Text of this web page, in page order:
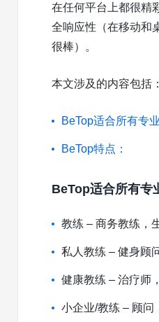
在任何平台上都很精
全响应性（在移动和
很棒）。
本文涉及的内容包括：
BeTop适合所有专
BeTop特点：
BeTop适合所有专
教练 – 商务教练，
私人教练 – 健身顾
健康教练 – 治疗师
小企业/教练 – 顾问